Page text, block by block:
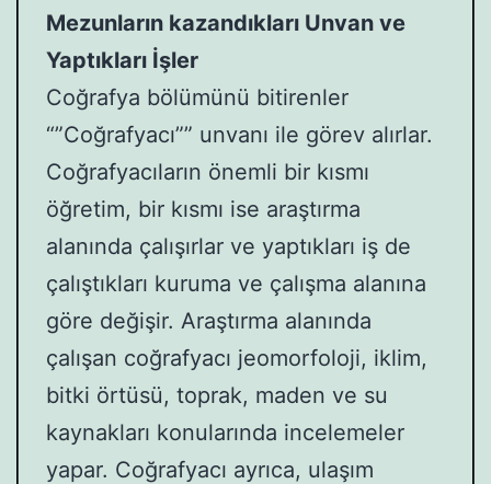
Mezunların kazandıkları Unvan ve
Yaptıkları İşler
Coğrafya bölümünü bitirenler
“”Coğrafyacı”” unvanı ile görev alırlar.
Coğrafyacıların önemli bir kısmı
öğretim, bir kısmı ise araştırma
alanında çalışırlar ve yaptıkları iş de
çalıştıkları kuruma ve çalışma alanına
göre değişir. Araştırma alanında
çalışan coğrafyacı jeomorfoloji, iklim,
bitki örtüsü, toprak, maden ve su
kaynakları konularında incelemeler
yapar. Coğrafyacı ayrıca, ulaşım